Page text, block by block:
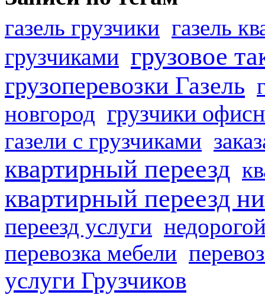
газель грузчики газель
грузчиками грузовое
грузоперевозки Газель
новгород грузчики
газели с грузчиками
квартирный переезд
квартирный переезд
переезд услуги
перевозка мебели
услуги Грузчиков